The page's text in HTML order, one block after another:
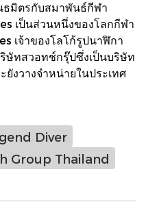
ธมิตรกับสมาพันธ์กีฬา
เป็นส่วนหนึ่งของโลกกีฬา
เจ้าของโลโก้รูปนาฬิกา
ษัทสวอทช์กรุ๊ปซึ่งเป็นบริษัท
งวางจำหน่ายในประเทศ
Diver
Group Thailand